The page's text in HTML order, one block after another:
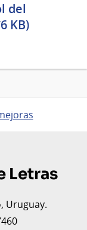
del
KB)
Letras
Uruguay.